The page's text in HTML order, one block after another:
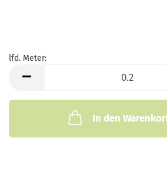
lfd. Meter:
Meter
In den